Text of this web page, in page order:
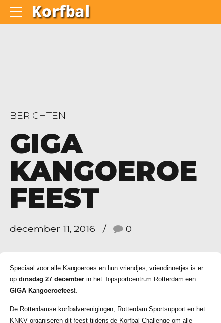
BERICHTEN
GIGA
KANGOEROE
FEEST
december 11, 2016 0
Speciaal voor alle Kangoeroes en hun vriendjes, vriendinnetjes is er
op dinsdag 27 december in het Topsportcentrum Rotterdam een
GIGA Kangoeroefeest.
De Rotterdamse korfbalverenigingen, Rotterdam Sportsupport en het
KNKV organiseren dit feest tijdens de Korfbal Challenge om alle